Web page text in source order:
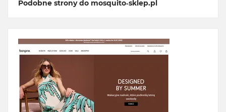
Podobne strony do mosquito-sklep.pl